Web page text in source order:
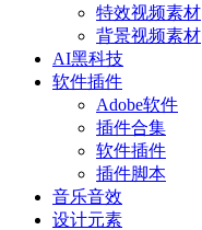
特效视频素材
背景视频素材
AI黑科技
软件插件
Adobe软件
插件合集
软件插件
插件脚本
音乐音效
设计元素